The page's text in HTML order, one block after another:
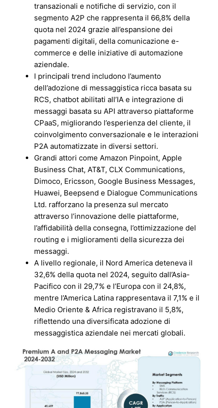
transazionali e notifiche di servizio, con il
segmento A2P che rappresenta il 66,8% della
quota nel 2024 grazie all’espansione dei
pagamenti digitali, della comunicazione e-
commerce e delle iniziative di automazione
aziendale.
I principali trend includono l’aumento
dell’adozione di messaggistica ricca basata su
RCS, chatbot abilitati all’IA e integrazione di
messaggi basata su API attraverso piattaforme
CPaaS, migliorando l’esperienza del cliente, il
coinvolgimento conversazionale e le interazioni
P2A automatizzate in diversi settori.
Grandi attori come Amazon Pinpoint, Apple
Business Chat, AT&T, CLX Communications,
Dimoco, Ericsson, Google Business Messages,
Huawei, Beepsend e Dialogue Communications
Ltd. rafforzano la presenza sul mercato
attraverso l’innovazione delle piattaforme,
l’affidabilità della consegna, l’ottimizzazione del
routing e i miglioramenti della sicurezza dei
messaggi.
A livello regionale, il Nord America deteneva il
32,6% della quota nel 2024, seguito dall’Asia-
Pacifico con il 29,7% e l’Europa con il 24,8%,
mentre l’America Latina rappresentava il 7,1% e il
Medio Oriente & Africa registravano il 5,8%,
riflettendo una diversificata adozione di
messaggistica aziendale nei mercati globali.